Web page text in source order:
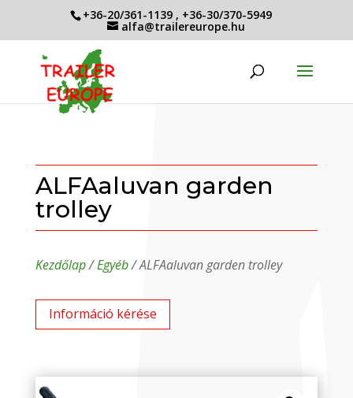
+36-20/361-1139 , +36-30/370-5949
alfa@trailereurope.hu
ALFAaluvan garden
trolley
Kezdőlap/Egyéb/ ALFAaluvan garden trolley
Információ kérése